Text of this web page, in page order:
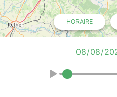
HORAIRE